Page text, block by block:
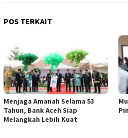
POS TERKAIT
Menjaga Amanah Selama 53
Tahun, Bank Aceh Siap
Melangkah Lebih Kuat